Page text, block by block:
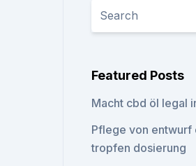
Featured Posts
Macht cbd öl legal
Pflege von entwurf
tropfen dosierung